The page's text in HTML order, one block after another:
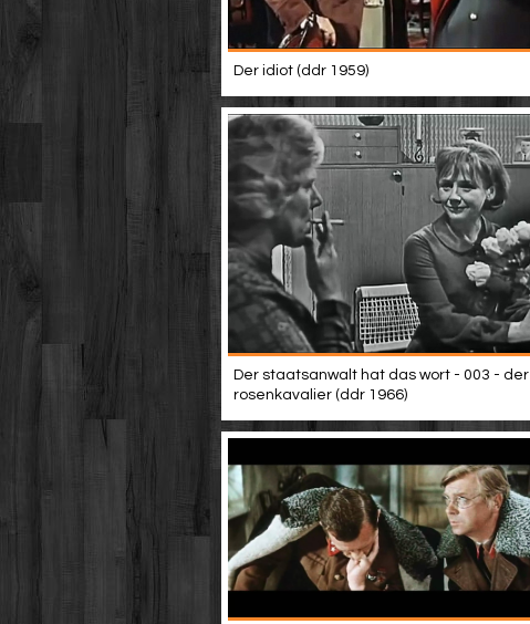
Der idiot (ddr 1959)
Der staatsanwalt hat das wort - 003 - der
rosenkavalier (ddr 1966)